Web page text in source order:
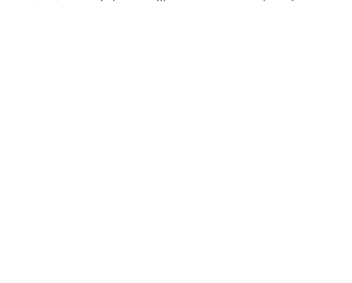
que Little Canaille conserve vos données.